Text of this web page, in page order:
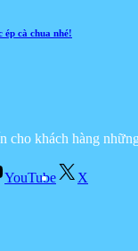
cà chua nhé!
cho khách hàng
YouTube
X